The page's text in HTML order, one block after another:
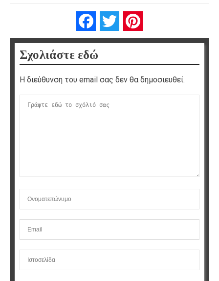
FacebookTwitter
Σχολιάστε εδώ
Η διεύθυνση του email σας δεν θα δημοσιευθεί.